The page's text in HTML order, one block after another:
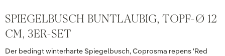
SPIEGELBUSCH BUNTLAUBIG, TOPF-Ø 12
CM, 3ER-SET
Der bedingt winterharte Spiegelbusch, Coprosma repens 'Red